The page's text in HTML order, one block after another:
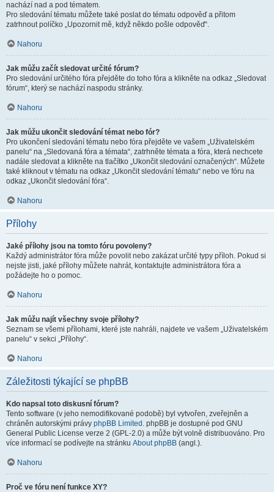
nachází nad a pod tématem.
Pro sledování tématu můžete také poslat do tématu odpověď a přitom
zatrhnout políčko „Upozornit mě, když někdo pošle odpověď“.
Nahoru
Jak můžu začít sledovat určité fórum?
Pro sledování určitého fóra přejděte do toho fóra a klikněte na odkaz „Sledovat
fórum“, který se nachází naspodu stránky.
Nahoru
Jak můžu ukončit sledování témat nebo fór?
Pro ukončení sledování tématu nebo fóra přejděte ve vašem „Uživatelském
panelu“ na „Sledovaná fóra a témata“, zatrhněte témata a fóra, která nechcete
nadále sledovat a klikněte na tlačítko „Ukončit sledování označených“. Můžete
také kliknout v tématu na odkaz „Ukončit sledování tématu“ nebo ve fóru na
odkaz „Ukončit sledování fóra“.
Nahoru
Přílohy
Jaké přílohy jsou na tomto fóru povoleny?
Každý administrátor fóra může povolit nebo zakázat určité typy příloh. Pokud si
nejste jisti, jaké přílohy můžete nahrát, kontaktujte administrátora fóra a
požádejte ho o pomoc.
Nahoru
Jak můžu najít všechny svoje přílohy?
Seznam se všemi přílohami, které jste nahráli, najdete ve vašem „Uživatelském
panelu“ v sekci „Přílohy“.
Nahoru
Záležitosti týkající se phpBB
Kdo napsal toto diskusní fórum?
Tento software (v jeho nemodifikované podobě) byl vytvořen, zveřejněn a
chráněn autorskými právy phpBB Limited . phpBB je dostupné pod GNU
General Public License verze 2 (GPL-2.0) a může být volně distribuováno. Pro
více informací se podívejte na stránku About phpBB (angl.).
Nahoru
Proč ve fóru není funkce XY?